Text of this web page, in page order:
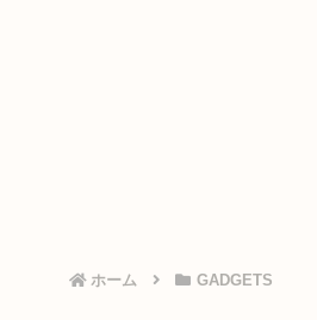
ホーム GADGETS